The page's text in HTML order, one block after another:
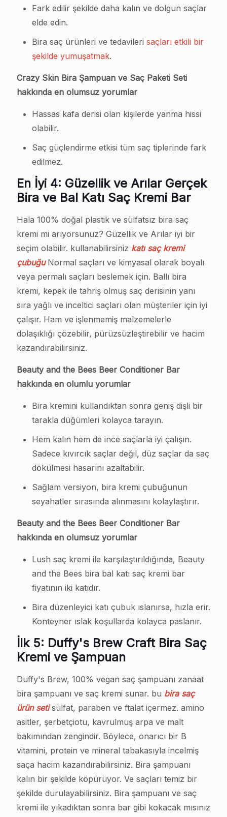
Fark edilir şekilde daha kalın ve dolgun saçlar
elde edin.
Bira saç ürünleri ve tedavileri saçları etkili bir
şekilde yumuşatmak.
Crazy Skin Bira Şampuan ve Saç Paketi Seti
hakkında en olumsuz yorumlar
Hassas kafa derisi olan kişilerde yanma hissi
olabilir.
Saç güçlendirme etkisi tüm saç tiplerinde fark
edilmez.
En İyi 4: Güzellik ve Arılar Gerçek
Bira ve Bal Katı Saç Kremi Bar
Hala 100% doğal plastik ve sülfatsız bira saç
kremi mi arıyorsunuz? Güzellik ve Arılar iyi bir
seçim olabilir. kullanabilirsiniz katı saç kremi
çubuğuNormal saçları ve kimyasal olarak boyalı
veya permalı saçları beslemek için. Ballı bira
kremi, kepek ile tahriş olmuş saç derisinin yanı
sıra yağlı ve inceltici saçları olan müşteriler için iyi
çalışır. Ham ve işlenmemiş malzemelerle
dolaşıklığı çözebilir, pürüzsüzleştirebilir ve hacim
kazandırabilirsiniz.
Beauty and the Bees Beer Conditioner Bar
hakkında en olumlu yorumlar
Bira kremini kullandıktan sonra geniş dişli bir
tarakla düğümleri kolayca tarayın.
Hem kalın hem de ince saçlarla iyi çalışın.
Sadece kıvırcık saçlar değil, düz saçlar da saç
dökülmesi hasarını azaltabilir.
Sağlam versiyon, bira kremi çubuğunun
seyahatler sırasında alınmasını kolaylaştırır.
Beauty and the Bees Beer Conditioner Bar
hakkında en olumsuz yorumlar
Lush saç kremi ile karşılaştırıldığında, Beauty
and the Bees bira bal katı saç kremi bar
fiyatının iki katıdır.
Bira düzenleyici katı çubuk ıslanırsa, hızla erir.
Konteyner ıslak koşullarda kolayca paslanır.
İlk 5: Duffy's Brew Craft Bira Saç
Kremi ve Şampuan
Duffy's Brew, 100% vegan saç şampuanı zanaat
bira şampuanı ve saç kremi sunar. bu bira saç
ürün setisülfat, paraben ve ftalat içermez. amino
asitler, şerbetçiotu, kavrulmuş arpa ve malt
bakımından zengindir. Böylece, onarıcı bir B
vitamini, protein ve mineral tabakasıyla incelmiş
saça hacim kazandırabilirsiniz. Bira şampuanı
kalın bir şekilde köpürüyor. Ve saçları temiz bir
şekilde durulayabilirsiniz. Bira şampuanı ve saç
kremi ile yıkadıktan sonra bar gibi kokacak mısınız